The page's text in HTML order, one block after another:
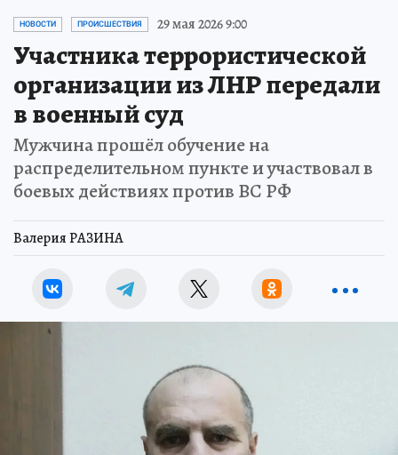
НОВОСТИ ПРОИСШЕСТВИЯ 29 мая 2026 9:00
Участника террористической
организации из ЛНР передали
в военный суд
Мужчина прошёл обучение на
распределительном пункте и участвовал в
боевых действиях против ВС РФ
Валерия РАЗИНА